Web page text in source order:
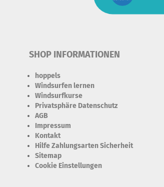
SHOP INFORMATIONEN
hoppels
Windsurfen lernen
Windsurfkurse
Privatsphäre Datenschutz
AGB
Impressum
Kontakt
Hilfe Zahlungsarten Sicherheit
Sitemap
Cookie Einstellungen